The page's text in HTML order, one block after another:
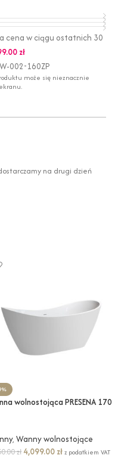
cena w ciągu ostatnich 30
zł
002-160ZP
może się nieznacznie
na drugi dzień
wolnostojąca PRESENA 170
, Wanny wolnostojące
zł 4,099.00 złz podatkiem VAT